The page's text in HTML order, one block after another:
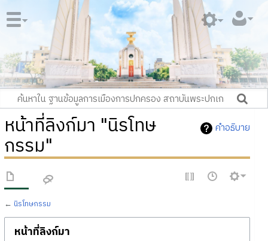
คำอธิบาย
หน้าที่ลิงก์มา "นิรโทษ
กรรม"
← นิรโทษกรรม
หน้าที่ลิงก์มา